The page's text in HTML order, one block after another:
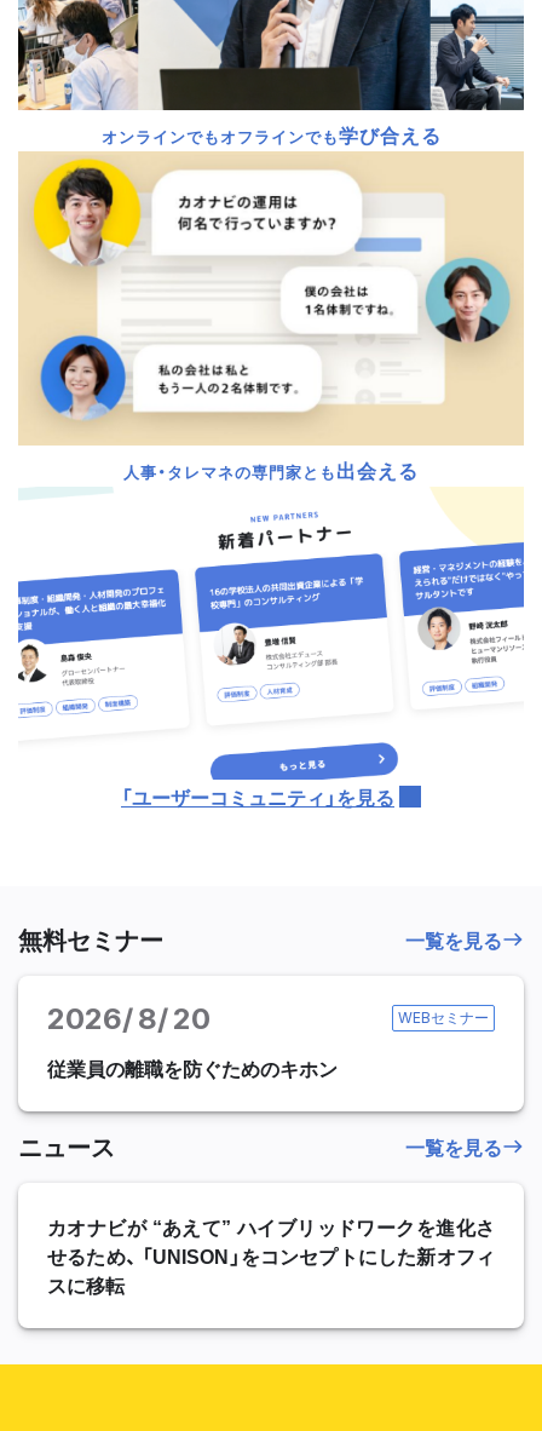
無料セミナー
2026 8 20 WEBセミナー
従業員の離職を防ぐためのキホン
一覧を見る
ニュース
カオナビが “あえて” ハイブリッドワークを進化さ
せるため、 「UNISON」をコンセプトにした新オフィ
スに移転
一覧を見る
オンラインでもオフラインでも学び合える
人事・タレマネの専門家とも出会える
「ユーザーコミュニティ」を見る